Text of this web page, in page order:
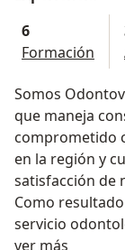
6
Formación
Somos Odontovida
que maneja
comprometido
en la región y
satisfacción de
Como
servicio
capital humano
ver más